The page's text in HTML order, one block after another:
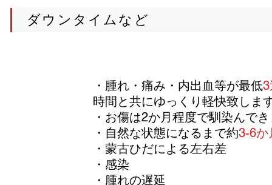
ダウンタイムなど
​・腫れ・痛み・内出血等が最低
時間と共にゆっくり軽快致しま
・お傷は2か月程度で馴染んで
・自然な状態になるまで約3-6か
・蒙古ひだによる左右差
​・感染
・腫れの遅延